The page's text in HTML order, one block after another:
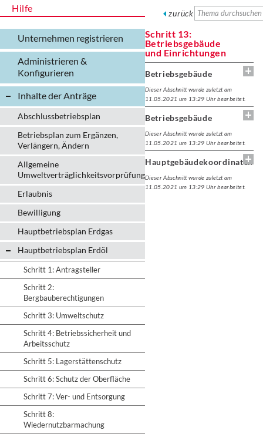
Hilfe
Unternehmen registrieren
Administrieren &
Konfigurieren
Inhalte der Anträge
Abschlussbetriebsplan
Betriebsplan zum Ergänzen,
Verlängern, Ändern
Allgemeine
Umweltverträglichkeitsvorprüfung
Erlaubnis
Bewilligung
Hauptbetriebsplan Erdgas
Hauptbetriebsplan Erdöl
Schritt 1: Antragsteller
Schritt 2:
Bergbauberechtigungen
Schritt 3: Umweltschutz
Schritt 4: Betriebssicherheit und
Arbeitsschutz
Schritt 5: Lagerstättenschutz
Schritt 6: Schutz der Oberfläche
Schritt 7: Ver- und Entsorgung
Schritt 8:
Wiedernutzbarmachung
zurück
Schritt 13:
Betriebsgebäude
und Einrichtungen
Betriebsgebäude
Dieser Abschnitt wurde zuletzt am
11.05.2021 um 13:29 Uhr bearbeitet.
Betriebsgebäude
Dieser Abschnitt wurde zuletzt am
11.05.2021 um 13:29 Uhr bearbeitet.
Hauptgebäudekoordinaten
Dieser Abschnitt wurde zuletzt am
11.05.2021 um 13:29 Uhr bearbeitet.